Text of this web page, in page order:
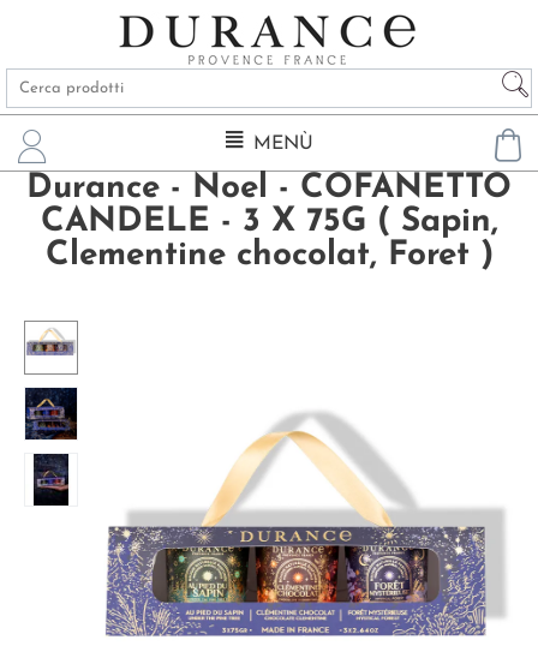
MENÙ
Durance - Noel - COFANETTO
CANDELE - 3 X 75G ( Sapin,
Clementine chocolat, Foret )